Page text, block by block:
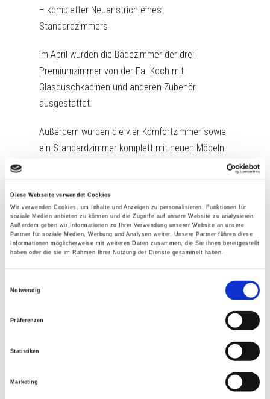
Diese Webseite verwendet Cookies
Wir verwenden Cookies, um Inhalte und Anzeigen zu personalisieren, Funktionen für
soziale Medien anbieten zu können und die Zugriffe auf unsere Website zu analysieren.
Außerdem geben wir Informationen zu Ihrer Verwendung unserer Website an unsere
Partner für soziale Medien, Werbung und Analysen weiter. Unsere Partner führen diese
Informationen möglicherweise mit weiteren Daten zusammen, die Sie ihnen bereitgestellt
haben oder die sie im Rahmen Ihrer Nutzung der Dienste gesammelt haben.
Notwendig
Präferenzen
Statistiken
Marketing
– kompletter Neuanstrich eines
Standardzimmers
Im April wurden die Badezimmer der drei
Premiumzimmer von der Fa. Koch mit
Glasduschkabinen und anderen Zubehör
ausgestattet.
Außerdem wurden die vier Komfortzimmer sowie
ein Standardzimmer komplett mit neuen Möbeln
Die Fliesenarbeiten in der Küche wurden
durchgeführt.
Anfang Mai begann die Fa. Schuler mit den
Erdarbeiten rund um das Gästehaus zur
Neugestaltung von Eingangsbereich und
Terrasse. Dies war mit Abstand das
sich dort zwei Entlüftungsschächte für den